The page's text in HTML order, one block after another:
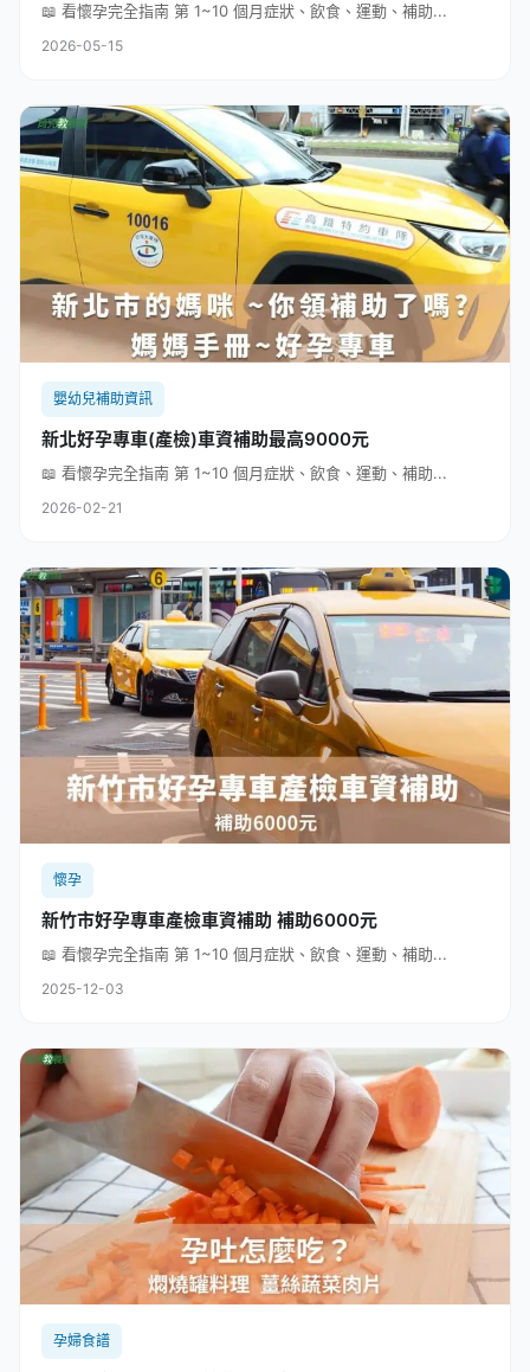
📖 看懷孕完全指南 第 1~10 個月症狀、飲食、運動、補助...
2026-05-15
嬰幼兒補助資訊
新北好孕專車(產檢)車資補助最高9000元
📖 看懷孕完全指南 第 1~10 個月症狀、飲食、運動、補助...
2026-02-21
懷孕
新竹市好孕專車產檢車資補助 補助6000元
📖 看懷孕完全指南 第 1~10 個月症狀、飲食、運動、補助...
2025-12-03
孕婦食譜